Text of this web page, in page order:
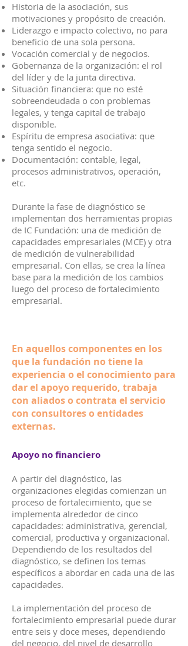
Historia de la asociación, sus
motivaciones y propósito de creación.
Liderazgo e impacto colectivo, no para
beneficio de una sola persona.
Vocación comercial y de negocios.
Gobernanza de la organización: el rol
del líder y de la junta directiva.
Situación financiera: que no esté
sobreendeudada o con problemas
legales, y tenga capital de trabajo
disponible.
Espíritu de empresa asociativa: que
tenga sentido el negocio.
Documentación: contable, legal,
procesos administrativos, operación,
etc.
Durante la fase de diagnóstico se
implementan dos herramientas propias
de IC Fundación: una de medición de
capacidades empresariales (MCE) y otra
de medición de vulnerabilidad
empresarial. Con ellas, se crea la línea
base para la medición de los cambios
luego del proceso de fortalecimiento
empresarial.
En aquellos componentes en los
que la fundación no tiene la
experiencia o el conocimiento para
dar el apoyo requerido, trabaja
con aliados o contrata el servicio
con consultores o entidades
externas.
Apoyo no financiero
A partir del diagnóstico, las
organizaciones elegidas comienzan un
proceso de fortalecimiento, que se
implementa alrededor de cinco
capacidades: administrativa, gerencial,
comercial, productiva y organizacional.
Dependiendo de los resultados del
diagnóstico, se definen los temas
específicos a abordar en cada una de las
capacidades.
La implementación del proceso de
fortalecimiento empresarial puede durar
entre seis y doce meses, dependiendo
del negocio, del nivel de desarrollo